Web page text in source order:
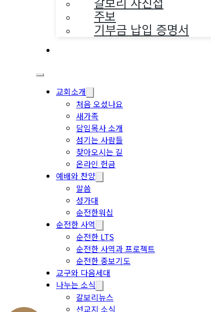
주보
기부금 납입 증명서
교회소개
처음 오셨나요
새가족
담임목사 소개
섬기는 사람들
찾아오시는 길
온라인 헌금
예배와 찬양
말씀
성가대
순전한워십
순전한 사역
순전한 LTS
순전한 사역과 프로젝트
순전한 중보기도
교구와 다음세대
나누는 소식
갈보리뉴스
선교지 소식